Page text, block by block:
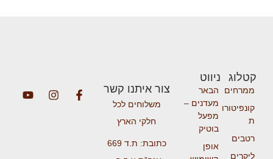
ניווט
הבאר
מעדנים –
מפעל
בוטיק
אופן
קטלוג
ממרחים
קונפיטורו
ת
רטבים
ליקרים
צור איתנו קשר
משלוחים לכל
חלקי הארץ
כתובת: ת.ד 669